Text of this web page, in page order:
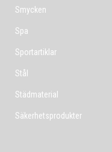
Smycken
Spa
Sportartiklar
Stål
Städmaterial
Säkerhetsprodukter